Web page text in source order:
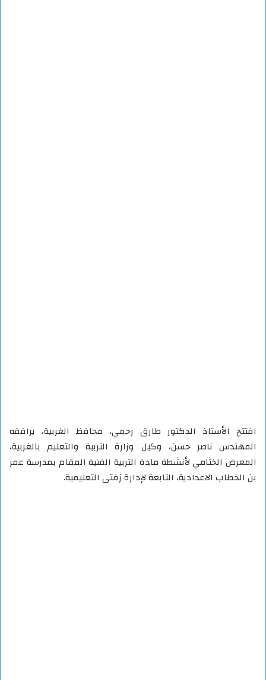
افتتح الأستاذ الدكتور طارق رحمي، محافظ الغربية، يرافقه
المهندس ناصر حسن، وكيل وزارة التربية والتعليم بالغربية،
المعرض الختامي لأنشطة مادة التربية الفنية المقام بمدرسة عمر
بن الخطاب الاعدادية، التابعة لإدارة زفتى التعليمية.